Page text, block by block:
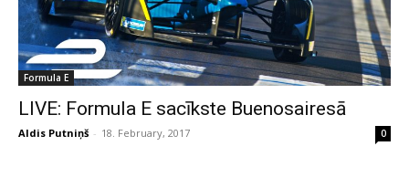
Formula E
LIVE: Formula E sacīkste Buenosairesā
Aldis Putniņš - 18. February, 2017 0